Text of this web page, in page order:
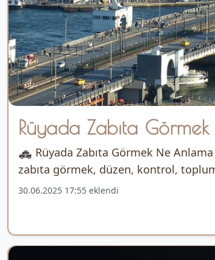
Rüyada Zabıta Görmek
🚓 Rüyada Zabıta Görmek Ne
zabıta görmek, düzen, kontrol,
30.06.2025 17:55 eklendi